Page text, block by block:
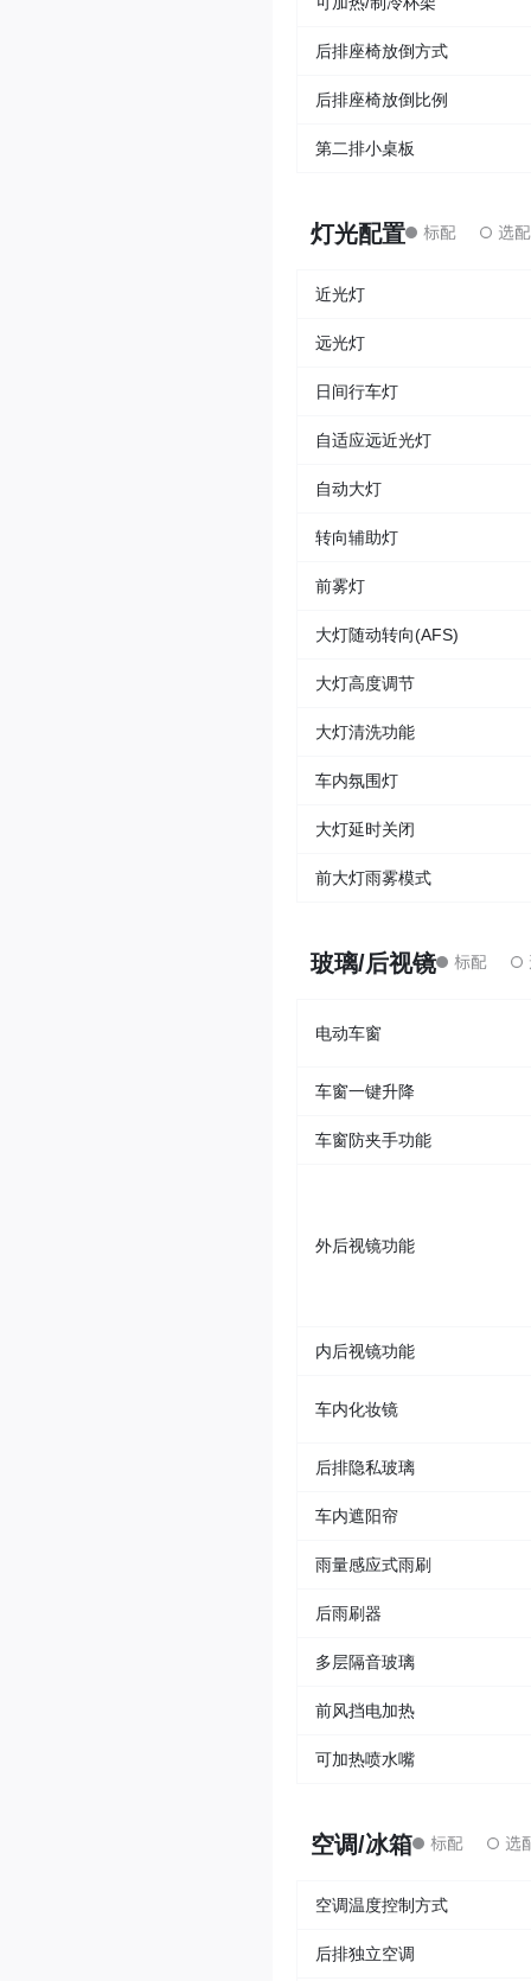
后排座椅放倒方式
后排座椅放倒比例
第二排小桌板
灯光配置
近光灯
远光灯
日间行车灯
自适应远近光灯
自动大灯
转向辅助灯
前雾灯
大灯随动转向(AFS)
大灯高度调节
大灯清洗功能
车内氛围灯
大灯延时关闭
前大灯雨雾模式
玻璃/后视镜
电动车窗
车窗一键升降
车窗防夹手功能
外后视镜功能
内后视镜功能
车内化妆镜
后排隐私玻璃
车内遮阳帘
雨量感应式雨刷
后雨刷器
多层隔音玻璃
前风挡电加热
可加热喷水嘴
空调/冰箱
空调温度控制方式
后排独立空调